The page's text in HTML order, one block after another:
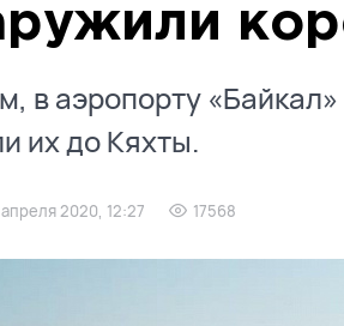
в аэропорту
их до Кяхты.
апреля 2020, 12:27 17568